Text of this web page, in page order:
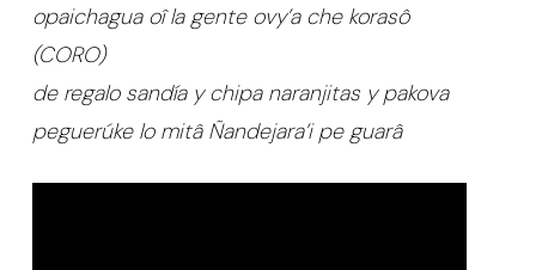
opaichagua oî la gente ovy’a che korasô
(CORO)
de regalo sandía y chipa naranjitas y pakova
peguerúke lo mitâ Ñandejara’i pe guarâ